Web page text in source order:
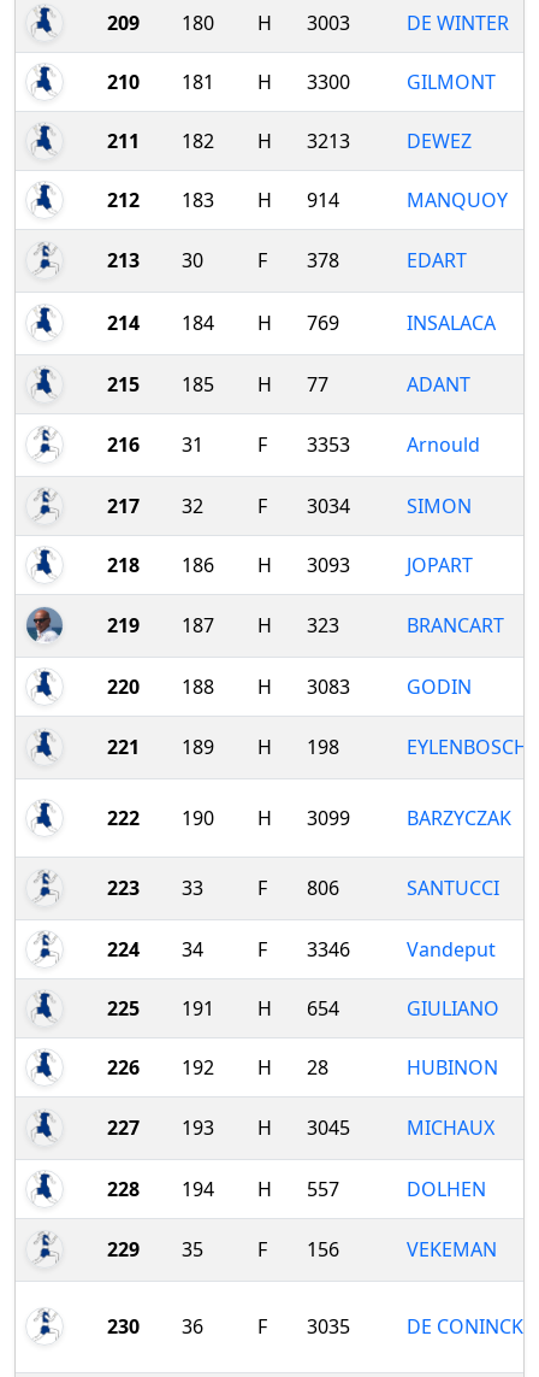
209 180 H 3003 DE WINTER
210 181 H 3300 GILMONT
211 182 H 3213 DEWEZ
212 183 H 914 MANQUOY
213 30 F 378 EDART
214 184 H 769 INSALACA
215 185 H 77 ADANT
216 31 F 3353 Arnould
217 32 F 3034 SIMON
218 186 H 3093 JOPART
219 187 H 323 BRANCART
220 188 H 3083 GODIN
221 189 H 198 EYLENBOSCH
222 190 H 3099 BARZYCZAK
223 33 F 806 SANTUCCI
224 34 F 3346 Vandeput
225 191 H 654 GIULIANO
226 192 H 28 HUBINON
227 193 H 3045 MICHAUX
228 194 H 557 DOLHEN
229 35 F 156 VEKEMAN
230 36 F 3035 DE CONINCK